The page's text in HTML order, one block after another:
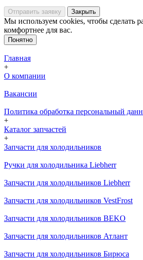
Отправить заявку Закрыть
Мы используем cookies, чтобы сделать
комфортнее для вас.
Понятно
Главная
+
О компании
Вакансии
Политика обработка персональный
+
Каталог запчастей
+
Запчасти для холодильников
Ручки для холодильника Liebherr
Запчасти для холодильников Liebherr
Запчасти для холодильников VestFrost
Запчасти для холодильников BEKO
Запчасти для холодильников Атлант
Запчасти для холодильников Бирюса